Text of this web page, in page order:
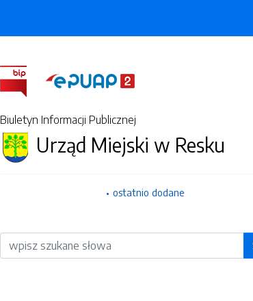
Biuletyn Informacji Publicznej
Urząd Miejski w Resku
ostatnio dodane
Wyszukiwarka